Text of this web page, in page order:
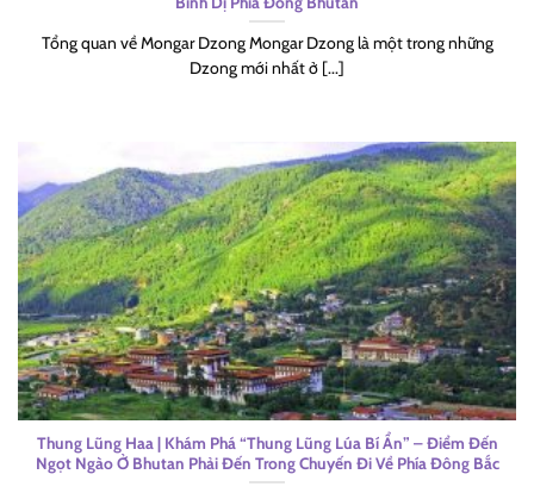
Tổng quan về Mongar Dzong Mongar Dzong là một trong những
Dzong mới nhất ở [...]
Thung Lũng Haa | Khám Phá “Thung Lũng Lúa Bí Ẩn” – Điểm Đến
Ngọt Ngào Ở Bhutan Phải Đến Trong Chuyến Đi Về Phía Đông Bắc